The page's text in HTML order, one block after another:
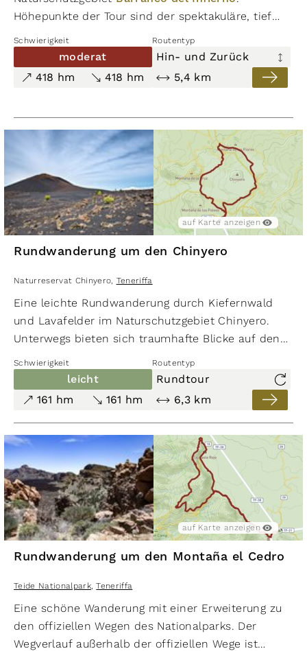
Höhepunkte der Tour sind der spektakuläre, tief
vom Gipfel des Conde über weite Teile der
Südküste Teneriffas. Der Weg führt durch ehemals
landwirtschaftlich genutzte Gebiete, in denen sich
Schwierigkeit Routentyp
moderat
Hin- und Zurück
418 hm
418 hm 5,4 km
auf Karte anzeigen
Rundwanderung um den Chinyero
Naturreservat Chinyero Teneriffa
Eine leichte Rundwanderung durch Kiefernwald
und Lavafelder im Naturschutzgebiet Chinyero.
Unterwegs bieten sich traumhafte Blicke auf den
Mit ein bisschen Glück kann man im Kiefernwald
auch auf den Teidefink und die Kanarische
Schwierigkeit Routentyp
leicht
Rundtour
161 hm
161 hm 6,3 km
auf Karte anzeigen
Rundwanderung um den Montaña el Cedro
Teide Nationalpark, Teneriffa
Eine schöne Wanderung mit einer Erweiterung zu
den offiziellen Wegen des Nationalparks. Der
Wegverlauf außerhalb der offiziellen Wege ist